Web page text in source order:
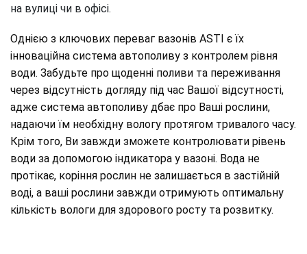
на вулиці чи в офісі.
Однією з ключових переваг вазонів ASTI є їх
інноваційна система автополиву з контролем рівня
води. Забудьте про щоденні поливи та переживання
через відсутність догляду під час Вашої відсутності,
адже система автополиву дбає про Ваші рослини,
надаючи їм необхідну вологу протягом тривалого часу.
Крім того, Ви завжди зможете контролювати рівень
води за допомогою індикатора у вазоні. Вода не
протікає, коріння рослин не залишається в застійній
воді, а ваші рослини завжди отримують оптимальну
кількість вологи для здорового росту та розвитку.